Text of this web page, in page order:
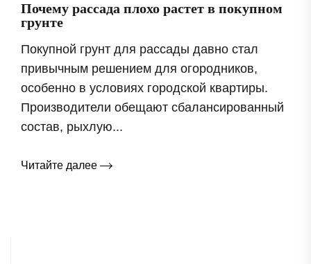
Почему рассада плохо растет в покупном
грунте
Покупной грунт для рассады давно стал
привычным решением для огородников,
особенно в условиях городской квартиры.
Производители обещают сбалансированный
состав, рыхлую...
Читайте далее